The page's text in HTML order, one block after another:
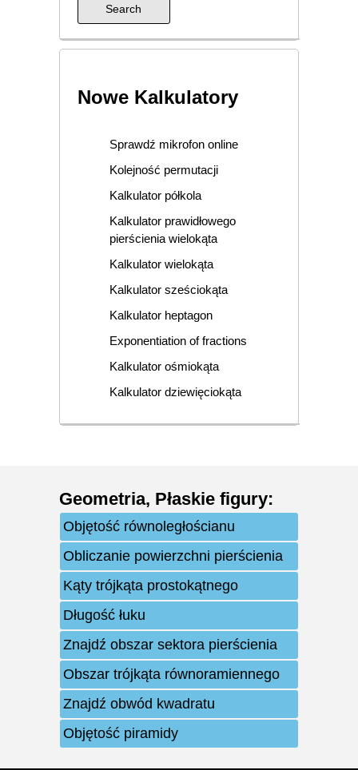
Nowe Kalkulatory
Sprawdź mikrofon online
Kolejność permutacji
Kalkulator półkola
Kalkulator prawidłowego
pierścienia wielokąta
Kalkulator wielokąta
Kalkulator sześciokąta
Kalkulator heptagon
Exponentiation of fractions
Kalkulator ośmiokąta
Kalkulator dziewięciokąta
Geometria, Płaskie figury:
Objętość równoległościanu
Obliczanie powierzchni pierścienia
Kąty trójkąta prostokątnego
Długość łuku
Znajdź obszar sektora pierścienia
Obszar trójkąta równoramiennego
Znajdź obwód kwadratu
Objętość piramidy